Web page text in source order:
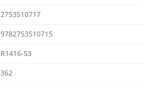
2753510717
9782753510715
R1416-53
362